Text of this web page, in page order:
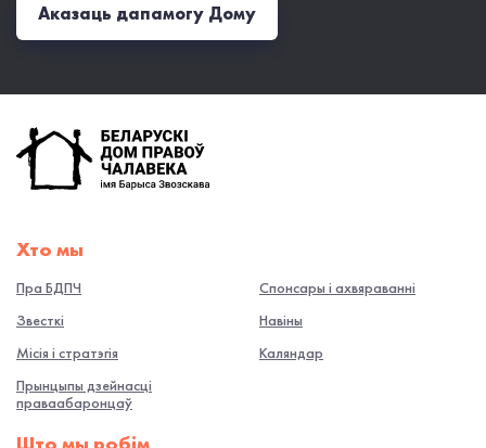
Аказаць дапамогу Дому
Хто мы
Пра БДПЧ
Звесткі
Місія і стратэгія
Прынцыпы дзейнасці
праваабаронцаў
Спонсары і ахвяраванні
Навiны
Каляндар